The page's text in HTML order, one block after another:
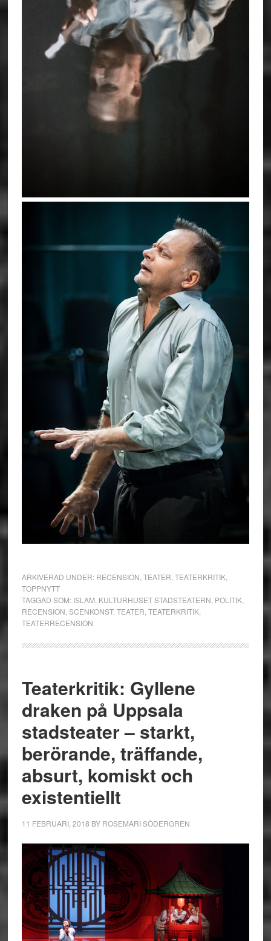
ARKIVERAD UNDER: RECENSION TEATER TEATERKRITIK,
TOPPNYTT
TAGGAD SOM: ISLAM KULTURHUSET STADSTEATERN POLITIK,
RECENSION SCENKONST. TEATER TEATERKRITIK,
TEATERRECENSION
Teaterkritik: Gyllene
draken på Uppsala
stadsteater – starkt,
berörande, träffande,
absurt, komiskt och
existentiellt
11 FEBRUARI, 2018 BY ROSEMARI SÖDERGREN